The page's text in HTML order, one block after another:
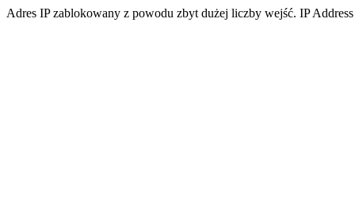
Adres IP zablokowany z powodu zbyt dużej liczby wejść. IP